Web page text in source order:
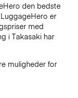
den bedste
er
med
i Takasakihar
muligheder for